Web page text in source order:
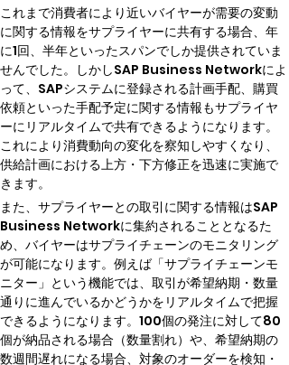
これまで消費者により近いバイヤーが需要の変動
に関する情報をサプライヤーに共有する場合、年
に1回、半年といったスパンでしか提供されていま
せんでした。しかしSAP Business Networkによ
って、SAPシステムに登録される計画手配、購買
依頼といった手配予定に関する情報もサプライヤ
ーにリアルタイムで共有できるようになります。
これにより消費動向の変化を察知しやすくなり、
供給計画における上方・下方修正を迅速に実施で
きます。
また、サプライヤーとの取引に関する情報はSAP
Business Networkに集約されることとなるた
め、バイヤーはサプライチェーンのモニタリング
が可能になります。例えば「サプライチェーンモ
ニター」という機能では、取引が希望納期・数量
通りに進んでいるかどうかをリアルタイムで把握
できるようになります。100個の発注に対して80
個が納品される場合（数量割れ）や、希望納期の
数週間遅れになる場合、対象のオーダーを検知・